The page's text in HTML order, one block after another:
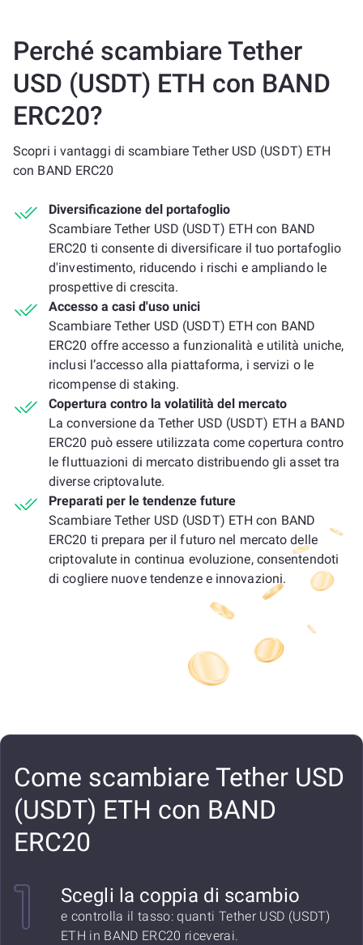
Perché scambiare Tether
USD (USDT) ETH con BAND
ERC20?
Scopri i vantaggi di scambiare Tether USD (USDT) ETH
con BAND ERC20
Diversificazione del portafoglio
Scambiare Tether USD (USDT) ETH con BAND
ERC20 ti consente di diversificare il tuo portafoglio
d'investimento, riducendo i rischi e ampliando le
prospettive di crescita.
Accesso a casi d'uso unici
Scambiare Tether USD (USDT) ETH con BAND
ERC20 offre accesso a funzionalità e utilità uniche,
inclusi l’accesso alla piattaforma, i servizi o le
ricompense di staking.
Copertura contro la volatilità del mercato
La conversione da Tether USD (USDT) ETH a BAND
ERC20 può essere utilizzata come copertura contro
le fluttuazioni di mercato distribuendo gli asset tra
diverse criptovalute.
Preparati per le tendenze future
Scambiare Tether USD (USDT) ETH con BAND
ERC20 ti prepara per il futuro nel mercato delle
criptovalute in continua evoluzione, consentendoti
di cogliere nuove tendenze e innovazioni.
Come scambiare Tether USD
(USDT) ETH con BAND
ERC20
Scegli la coppia di scambio
e controlla il tasso: quanti Tether USD (USDT)
ETH in BAND ERC20 riceverai.